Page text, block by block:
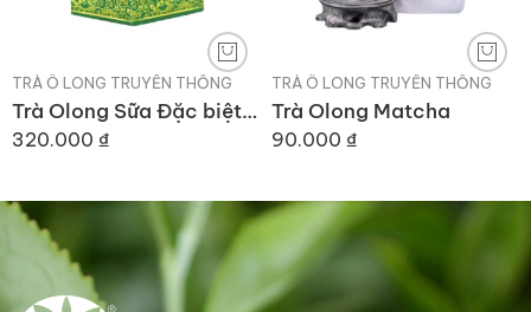
TRÀ Ô LONG TRUYỀN THỐNG
Trà Olong Sữa Đặc biệt ( dòng hộp giấy) 250gr
320.000 ₫
TRÀ Ô LONG TRUYỀN THỐNG
Trà Olong Matcha
90.000 ₫